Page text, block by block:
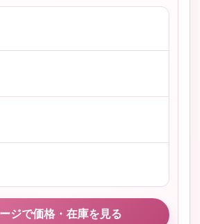
ジで価格・在庫を見る